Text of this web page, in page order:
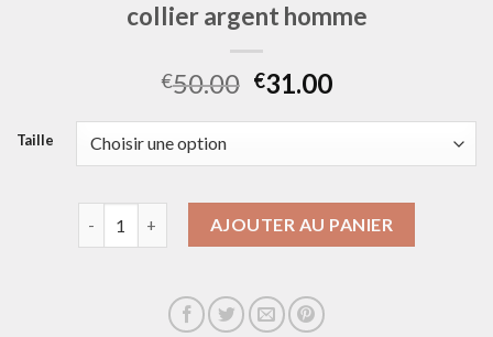
collier argent homme
€50.00 €31.00
Taille
AJOUTER AU PANIER